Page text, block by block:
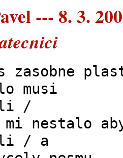
--- 8. 3.
zasobne
musi
/
mi nestalo
/ a